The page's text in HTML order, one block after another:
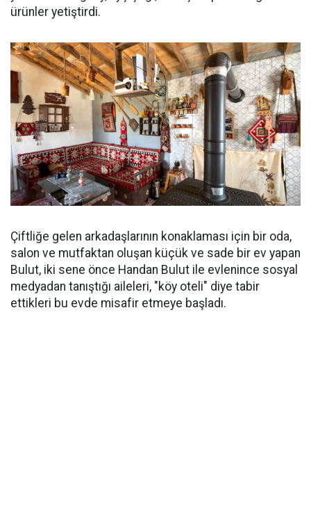
ürünler yetiştirdi.
Çiftliğe gelen arkadaşlarının konaklaması için bir oda,
salon ve mutfaktan oluşan küçük ve sade bir ev yapan
Bulut, iki sene önce Handan Bulut ile evlenince sosyal
medyadan tanıştığı aileleri, "köy oteli" diye tabir
ettikleri bu evde misafir etmeye başladı.